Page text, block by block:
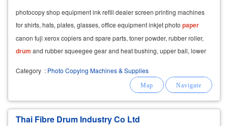
photocopy shop equipment ink refill dealer screen printing machines
for shirts, hats, plates, glasses, office equipment inkjet photo paper
canon fuji xerox copiers and spare parts, toner powder, rubber roller,
drum and rubber squeegee gear and heat bushing, upper ball, lower
Category : Photo Copying Machines & Supplies
Thai Fibre Drum Industry Co Ltd